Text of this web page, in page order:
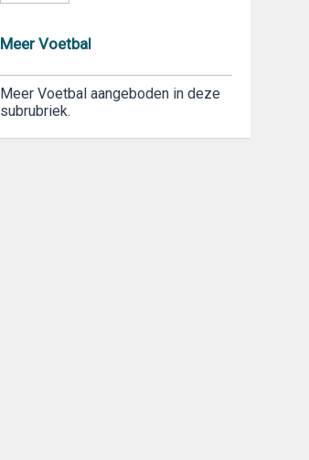
Meer Voetbal
Meer Voetbal aangeboden in deze
subrubriek.